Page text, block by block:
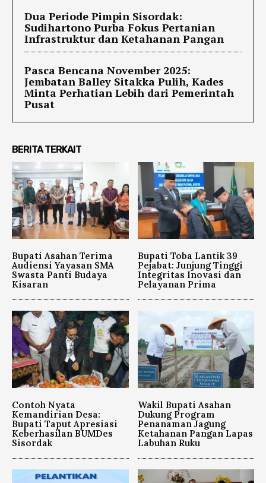
Dua Periode Pimpin Sisordak:
Sudihartono Purba Fokus Pertanian
Infrastruktur dan Ketahanan Pangan
Pasca Bencana November 2025:
Jembatan Balley Sitakka Pulih, Kades
Minta Perhatian Lebih dari Pemerintah
Pusat
BERITA TERKAIT
Bupati Asahan Terima
Audiensi Yayasan SMA
Swasta Panti Budaya
Kisaran
Bupati Toba Lantik 39
Pejabat: Junjung Tinggi
Integritas Inovasi dan
Pelayanan Prima
Contoh Nyata
Kemandirian Desa:
Bupati Taput Apresiasi
Keberhasilan BUMDes
Sisordak
Wakil Bupati Asahan
Dukung Program
Penanaman Jagung
Ketahanan Pangan Lapas
Labuhan Ruku